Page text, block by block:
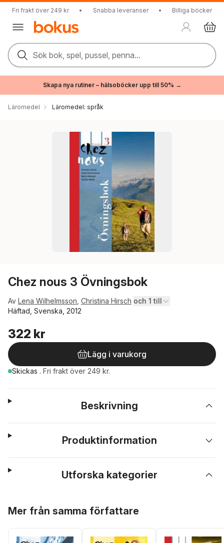
Fri frakt över 249 kr • Snabba leveranser • Billiga böcker
Sök bok, spel, pussel, penna...
Skapa nya rutiner – hälsoböcker upp till 50% →
Läromedel Läromedel: språk
Chez nous 3 Övningsbok
Av Lena Wilhelmsson Christina Hirsch och 1 till
Häftad, Svenska, 2012
322 kr
Lägg i varukorg
Skickas . Fri frakt över 249 kr.
Beskrivning
Produktinformation
Utforska kategorier
Mer från samma författare